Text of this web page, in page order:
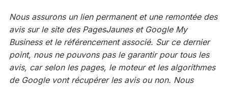
Nous assurons un lien permanent et une remontée des
avis sur le site des PagesJaunes et Google My
Business et le référencement associé. Sur ce dernier
point, nous ne pouvons pas le garantir pour tous les
avis, car selon les pages, le moteur et les algorithmes
de Google vont récupérer les avis ou non. Nous